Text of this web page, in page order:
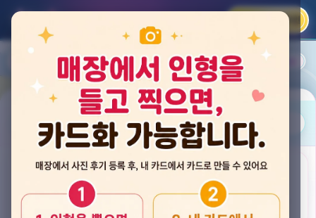
카카오 로그인
평점순 내 주변 즐겨찾기
뽑스 천안 불당점
★★★★☆ 4.2 후기 33